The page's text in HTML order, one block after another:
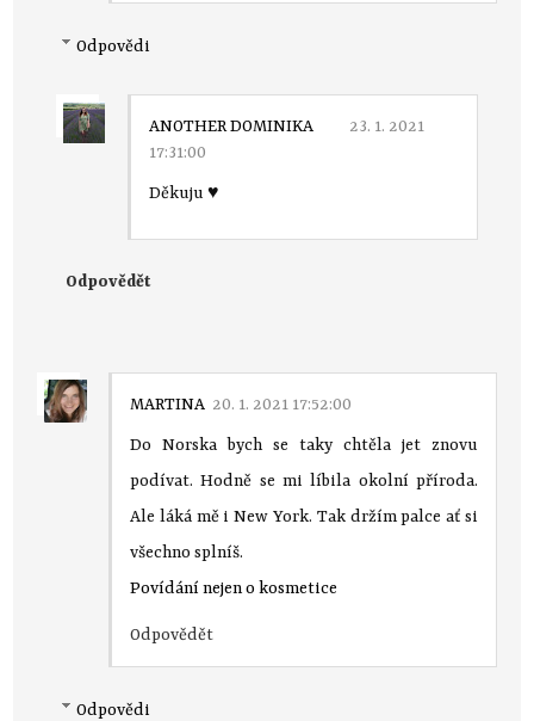
Odpovědi
ANOTHER DOMINIKA
23. 1. 2021
17:31:00
Děkuju ♥
Odpovědět
MARTINA 20. 1. 2021 17:52:00
Do Norska bych se taky chtěla jet znovu
podívat. Hodně se mi líbila okolní příroda.
Ale láká mě i New York. Tak držím palce ať si
všechno splníš.
Povídání nejen o kosmetice
Odpovědět
Odpovědi